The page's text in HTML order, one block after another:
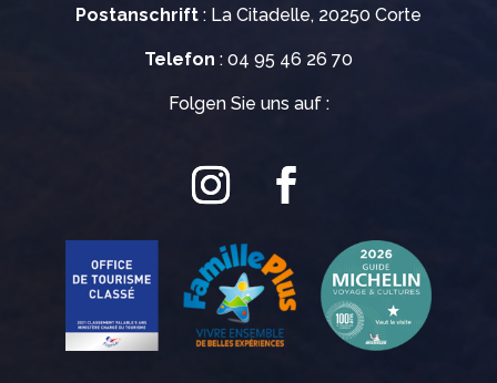
Postanschrift : La Citadelle, 20250 Corte
Telefon : 04 95 46 26 70
Folgen Sie uns auf :